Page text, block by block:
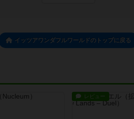
イッツアワンダフルワールドのトップに戻る
レビュー